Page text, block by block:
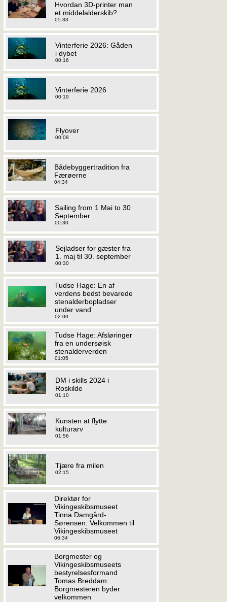
Hvordan 3D-printer man
et middelalderskib?
05:33
Vinterferie 2026: Gåden
i dybet
00:16
Vinterferie 2026
00:19
Flyover
00:08
Bådebyggertradition fra
Færøerne
04:34
Sailing from 1 Mai to 30
September
00:30
Sejladser for gæster fra
1. maj til 30. september
00:30
Tudse Hage: En af
verdens bedst bevarede
stenalderbopladser
under vand
02:00
Tudse Hage: Afsløringer
fra en undersøisk
stenalderverden
01:05
DM i skills 2024 i
Roskilde
01:10
Kunsten at flytte
kulturarv
01:56
Tjære fra milen
02:15
Direktør for
Vikingeskibsmuseet
Tinna Damgård-
Sørensen: Velkommen til
Vikingeskibsmuseet
06:34
Borgmester og
Vikingeskibsmuseets
bestyrelsesformand
Tomas Breddam:
Borgmesteren byder
velkommen